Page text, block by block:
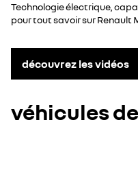
Technologie électrique,
pour tout savoir sur Renault
découvrez les vidéos
véhicules